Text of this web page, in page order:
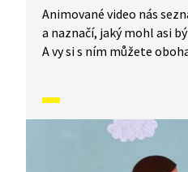
Animované video nás
a naznačí, jaký mohl asi
A vy si s ním můžete
naučíme písničku Pásla